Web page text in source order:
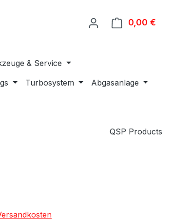
0,00 €
& Service
Turbosystem Abgasanlage
QSP Products